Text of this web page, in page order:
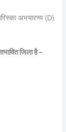
अभयारण्य (D)
जिला है –